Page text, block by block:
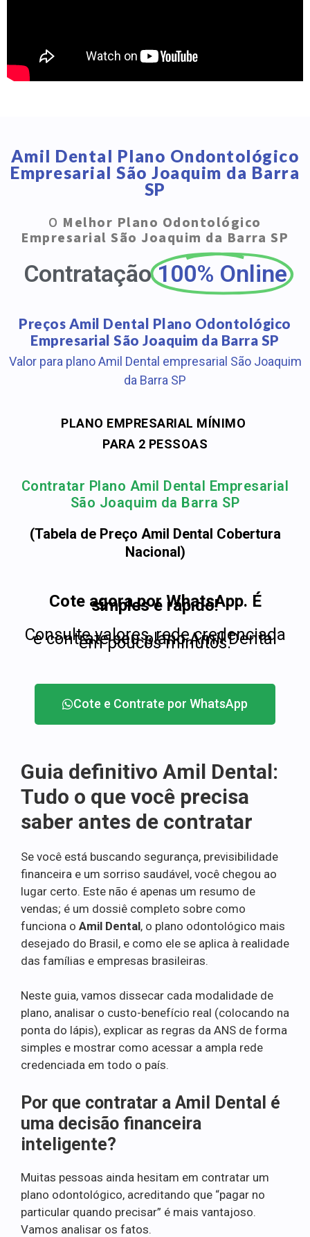
Amil Dental Plano Ondontológico
Empresarial São Joaquim da Barra
SP
O Melhor Plano Odontológico
Empresarial São Joaquim da Barra SP
Contratação 100% Online
Preços Amil Dental Plano Odontológico
Empresarial São Joaquim da Barra SP
Valor para plano Amil Dental empresarial São Joaquim
da Barra SP
PLANO EMPRESARIAL MÍNIMO
PARA 2 PESSOAS
Contratar Plano Amil Dental Empresarial
São Joaquim da Barra SP
(Tabela de Preço Amil Dental Cobertura
Nacional)
Cote agora por WhatsApp. É
simples e rápido!
Consulte valores, rede credenciada
e contrate seu plano Amil Dental
em poucos minutos.
Cote e Contrate por WhatsApp
Guia definitivo Amil Dental:
Tudo o que você precisa
saber antes de contratar
Se você está buscando segurança, previsibilidade
financeira e um sorriso saudável, você chegou ao
lugar certo. Este não é apenas um resumo de
vendas; é um dossiê completo sobre como
funciona o Amil Dental, o plano odontológico mais
desejado do Brasil, e como ele se aplica à realidade
das famílias e empresas brasileiras.
Neste guia, vamos dissecar cada modalidade de
plano, analisar o custo-benefício real (colocando na
ponta do lápis), explicar as regras da ANS de forma
simples e mostrar como acessar a ampla rede
credenciada em todo o país.
Por que contratar a Amil Dental é
uma decisão financeira
inteligente?
Muitas pessoas ainda hesitam em contratar um
plano odontológico, acreditando que “pagar no
particular quando precisar” é mais vantajoso.
Vamos analisar os fatos.